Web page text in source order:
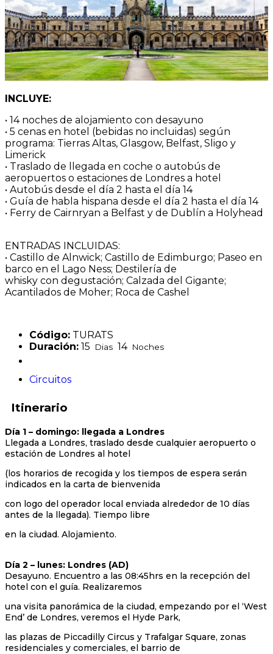
INCLUYE:
• 14 noches de alojamiento con desayuno
• 5 cenas en hotel (bebidas no incluidas) según
programa: Tierras Altas, Glasgow, Belfast, Sligo y
Limerick
• Traslado de llegada en coche o autobús de
aeropuertos o estaciones de Londres a hotel
• Autobús desde el día 2 hasta el día 14
• Guía de habla hispana desde el día 2 hasta el día 14
• Ferry de Cairnryan a Belfast y de Dublín a Holyhead
ENTRADAS INCLUIDAS:
• Castillo de Alnwick; Castillo de Edimburgo; Paseo en
barco en el Lago Ness; Destilería de
whisky con degustación; Calzada del Gigante;
Acantilados de Moher; Roca de Cashel
Código: TURATS
Duración: 15 Dias 14 Noches
Circuitos
Itinerario
Día 1 – domingo: llegada a Londres
Llegada a Londres, traslado desde cualquier aeropuerto o
estación de Londres al hotel
(los horarios de recogida y los tiempos de espera serán
indicados en la carta de bienvenida
con logo del operador local enviada alrededor de 10 días
antes de la llegada). Tiempo libre
en la ciudad. Alojamiento.
Día 2 – lunes: Londres (AD)
Desayuno. Encuentro a las 08:45hrs en la recepción del
hotel con el guía. Realizaremos
una visita panorámica de la ciudad, empezando por el ‘West
End’ de Londres, veremos el Hyde Park,
las plazas de Piccadilly Circus y Trafalgar Square, zonas
residenciales y comerciales, el barrio de